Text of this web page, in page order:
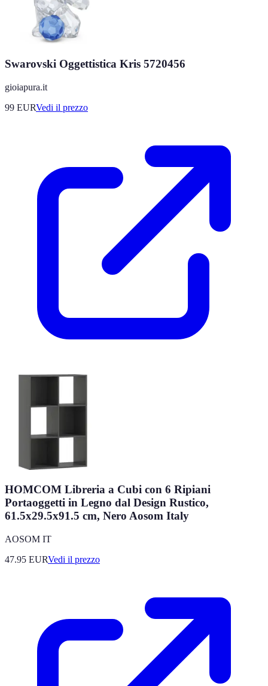
Swarovski Oggettistica Kris 5720456
gioiapura.it
99 EURVedi il prezzo
HOMCOM Libreria a Cubi con 6 Ripiani
Portaoggetti in Legno dal Design Rustico,
61.5x29.5x91.5 cm, Nero Aosom Italy
AOSOM IT
47.95 EURVedi il prezzo